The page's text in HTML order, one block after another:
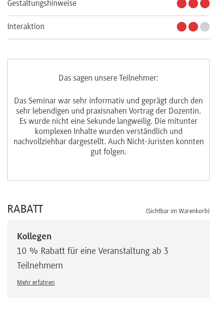
Gestaltungshinweise
Interaktion
Das sagen unsere Teilnehmer:
Das Seminar war sehr informativ und geprägt durch den
sehr lebendigen und praxisnahen Vortrag der Dozentin.
Es wurde nicht eine Sekunde langweilig. Die mitunter
komplexen Inhalte wurden verständlich und
nachvollziehbar dargestellt. Auch Nicht-Juristen konnten
gut folgen.
RABATT (Sichtbar im Warenkorb)
Kollegen
10 % Rabatt für eine Veranstaltung ab 3
Teilnehmern
Mehr erfahren